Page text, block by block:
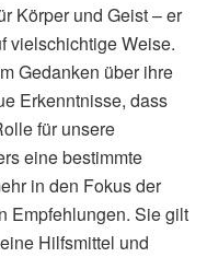
Körper und Geist – er
vielschichtige Weise.
Gedanken über ihre
Erkenntnisse, dass
für unsere
eine bestimmte
in den Fokus der
Empfehlungen. Sie gilt
Hilfsmittel und